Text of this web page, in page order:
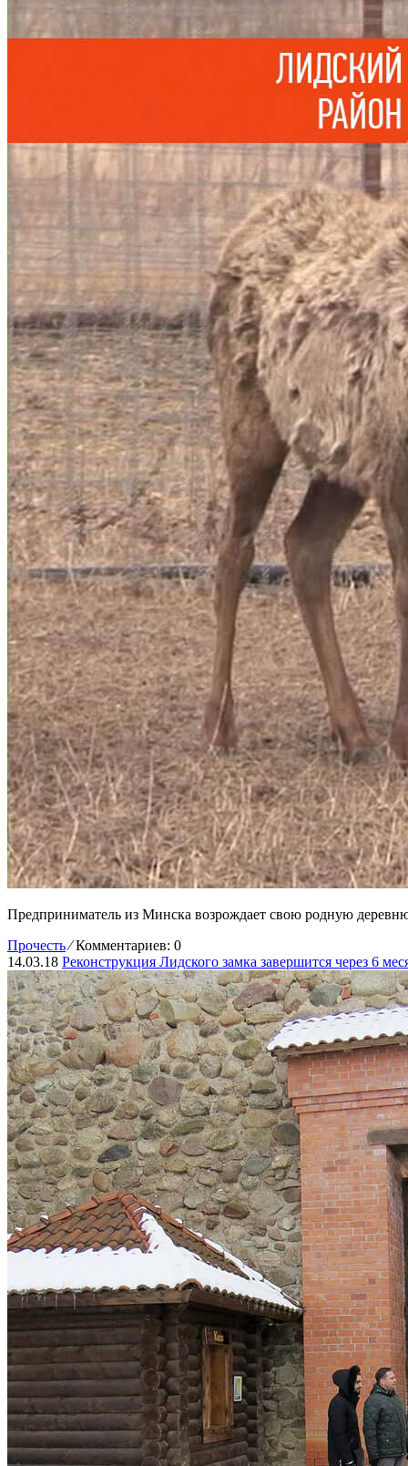
Предприниматель из Минска возрождает свою родную деревню
Прочесть ⁄Комментариев: 0
14.03.18 Реконструкция Лидского замка завершится через 6